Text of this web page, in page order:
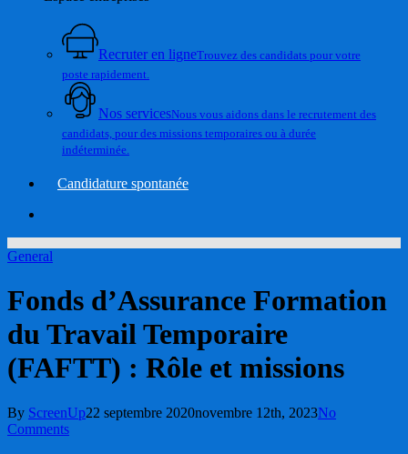
Recruter en ligneTrouvez des candidats pour votre
poste rapidement.
Nos servicesNous vous aidons dans le recrutement des
candidats, pour des missions temporaires ou à durée
indéterminée.
Candidature spontanée
General
Fonds d’Assurance Formation
du Travail Temporaire
(FAFTT) : Rôle et missions
By ScreenUp22 septembre 2020novembre 12th, 2023No
Comments